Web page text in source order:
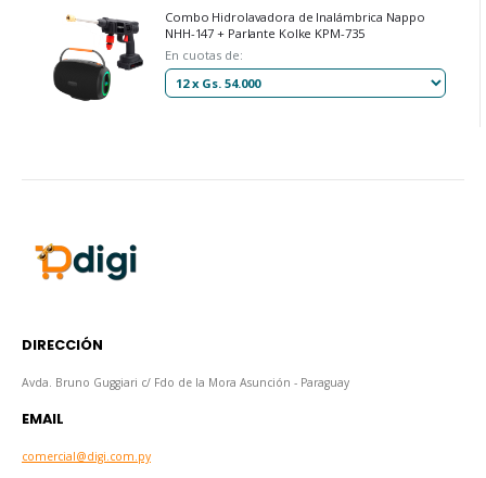
Combo Hidrolavadora de Inalámbrica Nappo
NHH-147 + Parlante Kolke KPM-735
En cuotas de:
DIRECCIÓN
Avda. Bruno Guggiari c/ Fdo de la Mora Asunción - Paraguay
EMAIL
comercial@digi.com.py